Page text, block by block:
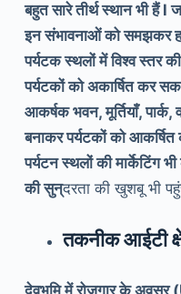
बहुत सारे तीर्थ स्थान भी हैं l
इन संभावनाओं को समझकर
पर्यटक स्थलों में विश्व स्तर
पर्यटकों को अकार्षित कर
आकर्षक भवन, मूर्तियाँ,
बनाकर पर्यटकों को
पर्यटन स्थलों की मार्केटिंग
की सुन्दरता की खुशबू भी
तकनीक आईटी